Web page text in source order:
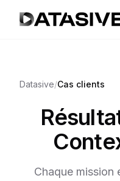
Datasive/Cas clients
Chaque mission